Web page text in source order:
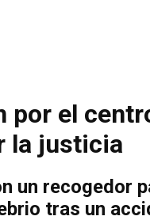
por el
la justicia
un recogedor
tras un